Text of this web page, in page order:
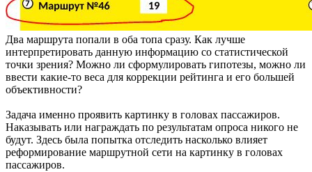
Два маршрута попали в оба топа сразу. Как лучше
интерпретировать данную информацию со статистической
точки зрения? Можно ли сформулировать гипотезы, можно ли
ввести какие-то веса для коррекции рейтинга и его большей
объективности?
Задача именно проявить картинку в головах пассажиров.
Наказывать или награждать по результатам опроса никого не
будут. Здесь была попытка отследить насколько влияет
реформирование маршрутной сети на картинку в головах
пассажиров.